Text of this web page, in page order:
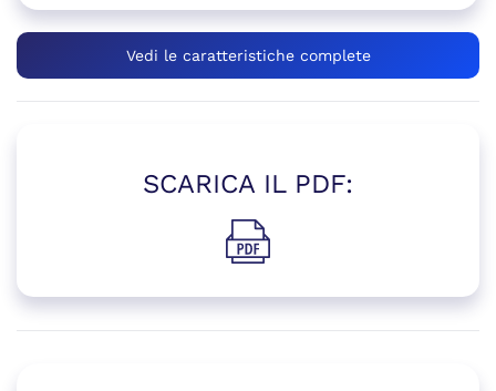
Vedi le caratteristiche complete
SCARICA IL PDF:
(si apre in una nuova